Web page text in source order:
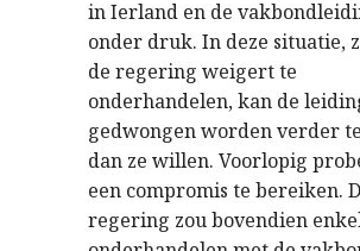
in Ierland en de
onder druk. In deze situatie,
de regering weigert te
onderhandelen, kan de
gedwongen worden verder
dan ze willen. Voorlopig
een compromis te bereiken.
regering zou bovendien